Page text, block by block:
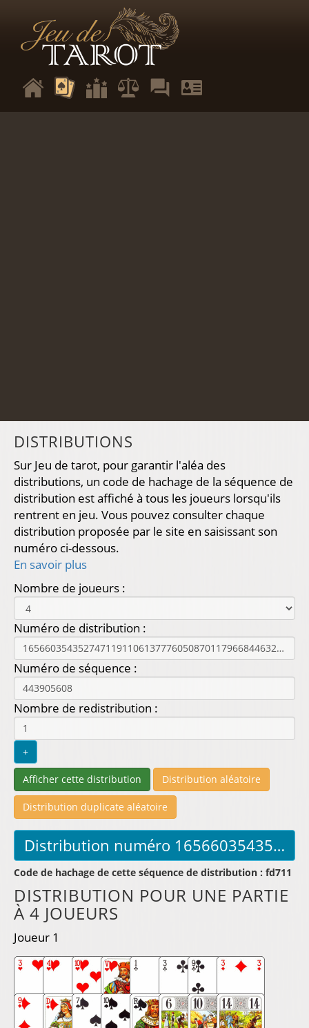
DISTRIBUTIONS
Sur Jeu de tarot, pour garantir l'aléa des
distributions, un code de hachage de la séquence de
distribution est affiché à tous les joueurs lorsqu'ils
rentrent en jeu. Vous pouvez consulter chaque
distribution proposée par le site en saisissant son
numéro ci-dessous.
En savoir plus
Nombre de joueurs :
Numéro de distribution :
Numéro de séquence :
Nombre de redistribution :
Code de hachage de cette séquence de distribution : fd711
DISTRIBUTION POUR UNE PARTIE
À 4 JOUEURS
Joueur 1